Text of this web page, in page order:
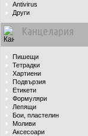
Antivirus
Други
Канцелария
Пишещи
Тетрадки
Хартиени
Подвързия
Етикети
Формуляри
Лепящи
Бои, пластелин
Моливи
Аксесоари